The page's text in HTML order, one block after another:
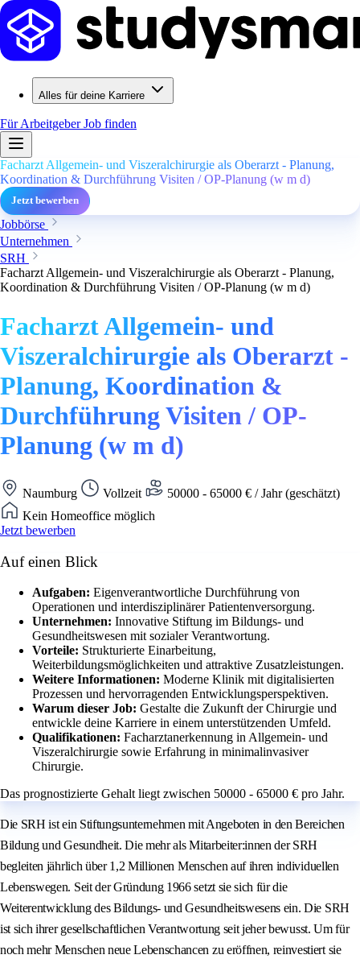
Alles für deine Karriere
Für ArbeitgeberJob finden
Facharzt Allgemein- und Viszeralchirurgie als Oberarzt - Planung,
Koordination & Durchführung Visiten / OP-Planung (w m d)
Jetzt bewerben
Jobbörse
Unternehmen
SRH
Facharzt Allgemein- und Viszeralchirurgie als Oberarzt - Planung,
Koordination & Durchführung Visiten / OP-Planung (w m d)
Facharzt Allgemein- und
Viszeralchirurgie als Oberarzt -
Planung, Koordination &
Durchführung Visiten / OP-
Planung (w m d)
Naumburg Vollzeit
50000 - 65000 € / Jahr (geschätzt)
Kein Homeoffice möglich
Jetzt bewerben
Auf einen Blick
Aufgaben: Eigenverantwortliche Durchführung von
Operationen und interdisziplinärer Patientenversorgung.
Unternehmen: Innovative Stiftung im Bildungs- und
Gesundheitswesen mit sozialer Verantwortung.
Vorteile: Strukturierte Einarbeitung,
Weiterbildungsmöglichkeiten und attraktive Zusatzleistungen.
Weitere Informationen: Moderne Klinik mit digitalisierten
Prozessen und hervorragenden Entwicklungsperspektiven.
Warum dieser Job: Gestalte die Zukunft der Chirurgie und
entwickle deine Karriere in einem unterstützenden Umfeld.
Qualifikationen: Facharztanerkennung in Allgemein- und
Viszeralchirurgie sowie Erfahrung in minimalinvasiver
Chirurgie.
Das prognostizierte Gehalt liegt zwischen 50000 - 65000 € pro Jahr.
Die SRH ist ein Stiftungsunternehmen mit Angeboten in den Bereichen
Bildung und Gesundheit. Die mehr als Mitarbeiter:innen der SRH
begleiten jährlich über 1,2 Millionen Menschen auf ihren individuellen
Lebenswegen. Seit der Gründung 1966 setzt sie sich für die
Weiterentwicklung des Bildungs- und Gesundheitswesens ein. Die SRH
ist sich ihrer gesellschaftlichen Verantwortung seit jeher bewusst. Um für
noch mehr Menschen neue Lebenschancen zu eröffnen, reinvestiert sie